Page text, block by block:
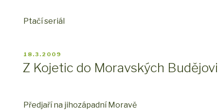
Ptačí seriál
PUBLIKOVÁNO
18.3.2009
Z Kojetic do Moravských
Předjaří na jihozápadní Moravě